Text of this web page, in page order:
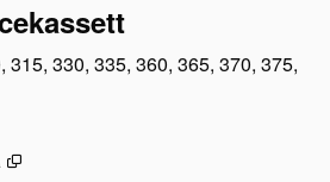
315, 330, 335, 360, 365, 370, 375,